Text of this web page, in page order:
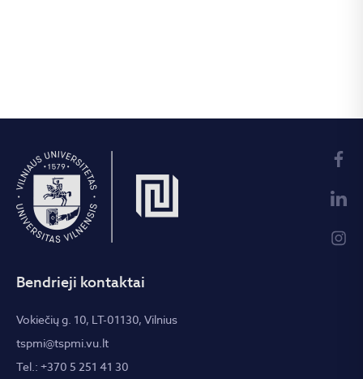
Bendrieji kontaktai
Vokiečių g. 10, LT-01130, Vilnius
tspmi@tspmi.vu.lt
Tel.: +370 5 251 41 30